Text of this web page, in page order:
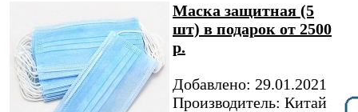
Маска защитная (5
шт) в подарок от 2500
р.
Добавлено: 29.01.2021
Производитель: Китай